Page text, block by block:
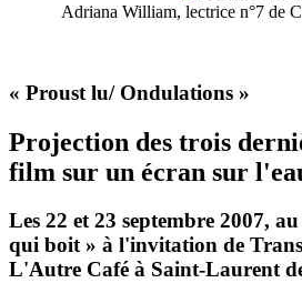
Adriana William, lectrice n°7 de
« Proust lu/ Ondulations »
Projection des trois
film sur un écran sur
Les 22 et 23 septembre 2007,
qui boit » à l'invitation de
L'Autre Café à Saint-Laurent